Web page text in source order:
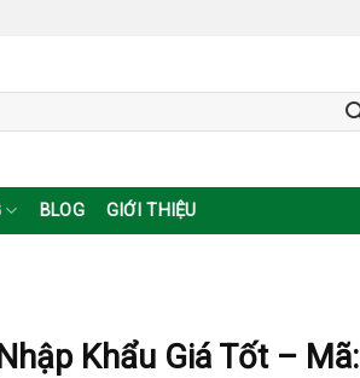
BLOG GIỚI THIỆU
Khẩu Giá Tốt – Mã: